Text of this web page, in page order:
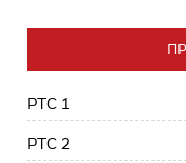
РТС 1
РТС 2